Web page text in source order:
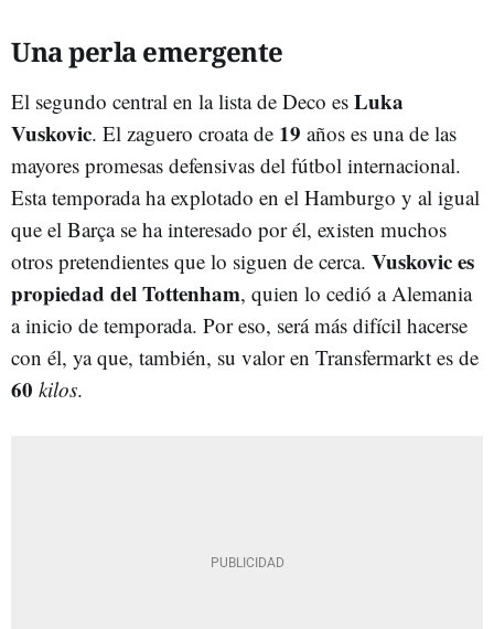
Una perla emergente
El segundo central en la lista de Deco es Luka
Vuskovic. El zaguero croata de 19 años es una de las
mayores promesas defensivas del fútbol internacional.
Esta temporada ha explotado en el Hamburgo y al igual
que el Barça se ha interesado por él, existen muchos
otros pretendientes que lo siguen de cerca. Vuskovic es
propiedad del Tottenham, quien lo cedió a Alemania
a inicio de temporada. Por eso, será más difícil hacerse
con él, ya que, también, su valor en Transfermarkt es de
60 kilos.